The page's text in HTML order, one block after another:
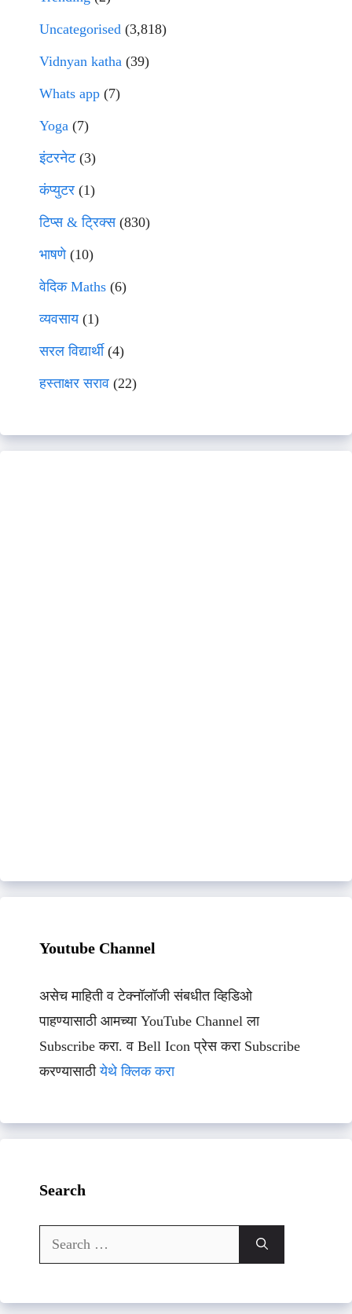
Uncategorised (3,818)
Vidnyan katha (39)
Whats app (7)
Yoga (7)
इंटरनेट(3)
कंप्युटर (1)
टिप्स & ट्रिक्स(830)
भाषणे(10)
वेदिक Maths (6)
व्यवसाय(1)
सरल विद्यार्थी(4)
हस्ताक्षर सराव (22)
Youtube Channel
असेच माहिती व टेक्नॉलॉजी संबधीत व्हिडिओ
पाहण्यासाठी आमच्या YouTube Channel ला
Subscribe करा. व Bell Icon प्रेस करा Subscribe
करण्यासाठीयेथे क्लिक करा
Search
Search
for: